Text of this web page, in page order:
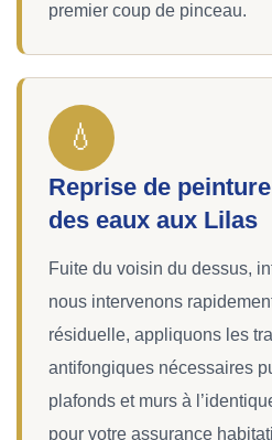
premier coup de pinceau.
💧
Reprise de
des eaux aux Lilas
Fuite du voisin du dessus,
nous intervenons
résiduelle, appliquons les
antifongiques nécessaires
plafonds et murs à
pour votre assurance